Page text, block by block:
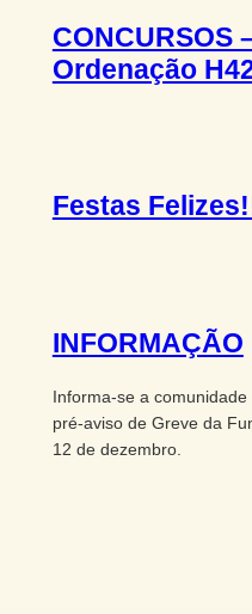
CONCURSOS
Ordenação
Festas
INFORMAÇÃO
Informa-se a
pré-aviso de Greve da
12 de dezembro.